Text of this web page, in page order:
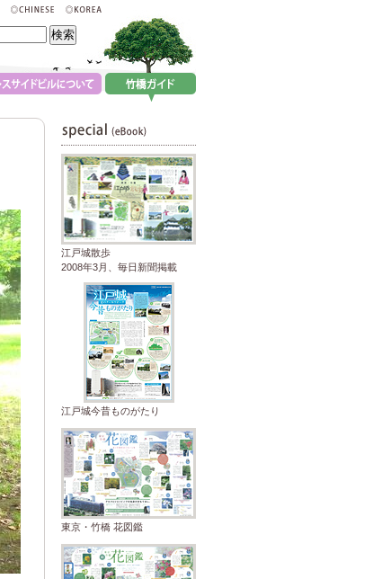
江戸城散歩
2008年3月、毎日新聞掲載
江戸城今昔ものがたり
東京・竹橋 花図鑑